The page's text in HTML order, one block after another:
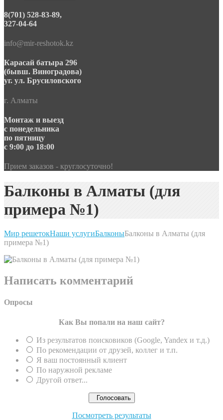
8(701) 528-83-89,
327-04-64
info@mir-reshotok.kz
Карасай батыра 296
(бывш. Виноградова)
уг. ул. Брусиловского
г. Алматы
Монтаж и выезд
с понедельника
по пятницу
с 9:00 до 18:00
Прием заказов - круглосуточно!
Балконы в Алматы (для
примера №1)
Мир решетокНаши услугиБалконыБалконы в Алматы (для
примера №1)
Написать комментарий
Опросы
Как Вы попали на наш сайт?
Из результатов поисковиков (Google, Yandex и т.д.)
По рекомендации от друзей, коллег и т.п.
Я ваш постоянный клиент
По наружной рекламе
Другой ответ...
Посмотреть результаты